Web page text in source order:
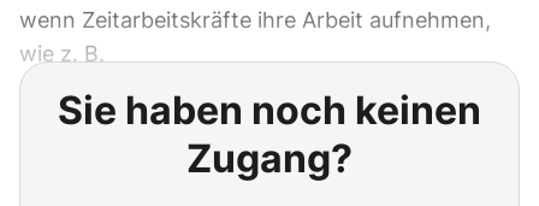
wenn Zeitarbeitskräfte ihre Arbeit aufnehmen,
wie z. B.
Sie haben noch keinen
Zugang?